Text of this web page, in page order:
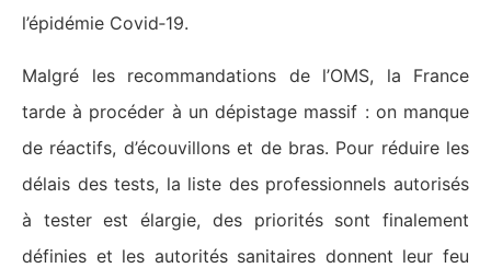
l’épidémie Covid‑19.
Malgré les recommandations de l’OMS, la France
tarde à procéder à un dépistage massif : on manque
de réactifs, d’écouvillons et de bras. Pour réduire les
délais des tests, la liste des professionnels autorisés
à tester est élargie, des priorités sont finalement
définies et les autorités sanitaires donnent leur feu